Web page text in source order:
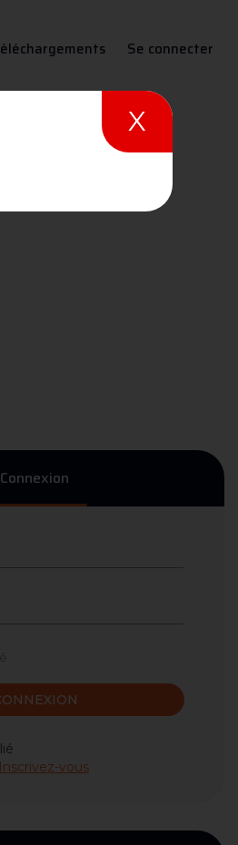
Se connecter
Connexion
Inscrivez-vous
X